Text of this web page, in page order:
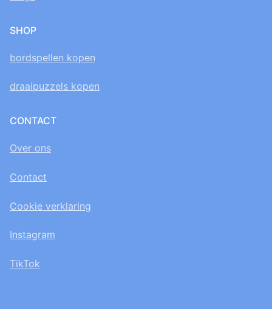
SHOP
bordspellen kopen
draaipuzzels kopen
CONTACT
Over ons
Contact
Cookie verklaring
Instagram
TikTok